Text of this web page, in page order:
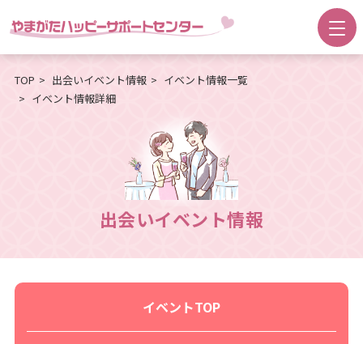
TOP 出会いイベント情報
イベント情報一覧
イベント情報詳細
出会いイベント情報
イベントTOP